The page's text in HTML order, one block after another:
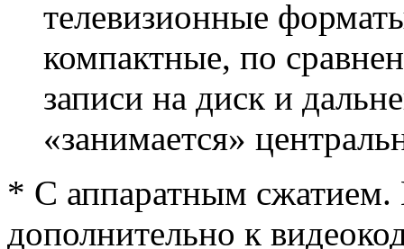
телевизионные
компактные, по
записи на диск и
«занимается»
* С аппаратным сжатием.
дополнительно к